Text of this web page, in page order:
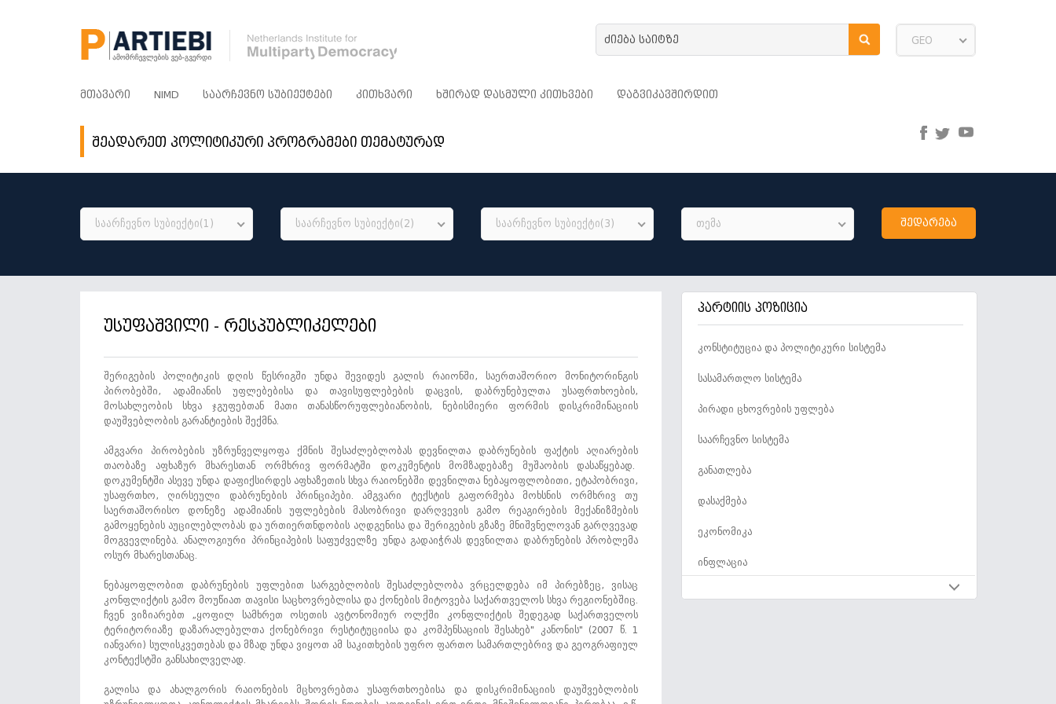
GEO
ᲛᲗᲐᲕᲐᲠᲘ NIMD ᲡᲐᲐᲠᲩᲔᲕᲜᲝ ᲡᲣᲑᲘᲔᲥᲢᲔᲑᲘ ᲙᲘᲗᲮᲕᲐᲠᲘ ᲮᲨᲘᲠᲐᲓ ᲓᲐᲡᲛᲣᲚᲘ ᲙᲘᲗᲮᲕᲔᲑᲘ ᲓᲐᲒᲕᲘᲙᲐᲕᲨᲘᲠᲓᲘᲗ
შეადარეთ პოლიტიკური პროგრამები თემატურად
საარჩევნო სუბიექტი(1) საარჩევნო სუბიექტი(2) საარჩევნო სუბიექტი(3) თემა
უსუფაშვილი - რესპუბლიკელები
შერიგების პოლიტიკის დღის წესრიგში უნდა შევიდეს გალის რაიონში, საერთაშორიო მონიტორინგის
პირობებში, ადამიანის უფლებებისა და თავისუფლებების დაცვის, დაბრუნებულთა უსაფრთხოების,
მოსახლეობის სხვა ჯგუფებთან მათი თანასწორუფლებიანობის, ნებისმიერი ფორმის დისკრიმინაციის
დაუშვებლობის გარანტიების შექმნა.
ამგვარი პირობების უზრუნველყოფა ქმნის შესაძლებლობას დევნილთა დაბრუნების ფაქტის აღიარების
თაობაზე აფხაზურ მხარესთან ორმხრივ ფორმატში დოკუმენტის მომზადებაზე მუშაობის დასაწყებად.
დოკუმენტში ასევე უნდა დაფიქსირდეს აფხაზეთის სხვა რაიონებში დევნილთა ნებაყოფლობითი, ეტაპობრივი,
უსაფრთხო, ღირსეული დაბრუნების პრინციპები. ამგვარი ტექსტის გაფორმება მოხსნის ორმხრივ თუ
საერთაშორისო დონეზე ადამიანის უფლებების მასობრივი დარღვევის გამო რეაგირების მექანიზმების
გამოყენების აუცილებლობას და ურთიერთნდობის აღდგენისა და შერიგების გზაზე მნიშვნელოვან გარღვევად
მოგვევლინება. ანალოგიური პრინციპების საფუძველზე უნდა გადაიჭრას დევნილთა დაბრუნების პრობლემა
ოსურ მხარესთანაც.
ნებაყოფლობით დაბრუნების უფლებით სარგებლობის შესაძლებლობა ვრცელდება იმ პირებზეც, ვისაც
კონფლიქტის გამო მოუწიათ თავისი საცხოვრებლისა და ქონების მიტოვება საქართველოს სხვა რეგიონებშიც.
ჩვენ ვიზიარებთ „ყოფილ სამხრეთ ოსეთის ავტონომიურ ოლქში კონფლიქტის შედეგად საქართველოს
ტერიტორიაზე დაზარალებულთა ქონებრივი რესტიტუციისა და კომპენსაციის შესახებ" კანონის" (2007 წ. 1
იანვარი) სულისკვეთებას და მზად უნდა ვიყოთ ამ საკითხების უფრო ფართო სამართლებრივ და გეოგრაფიულ
კონტექსტში განსახილველად.
გალისა და ახალგორის რაიონების მცხოვრებთა უსაფრთხოებისა და დისკრიმინაციის დაუშვებლობის
პარტიის პოზიცია
კონსტიტუცია და პოლიტიკური სისტემა
სასამართლო სისტემა
პირადი ცხოვრების უფლება
საარჩევნო სისტემა
განათლება
დასაქმება
ეკონომიკა
ინფლაცია